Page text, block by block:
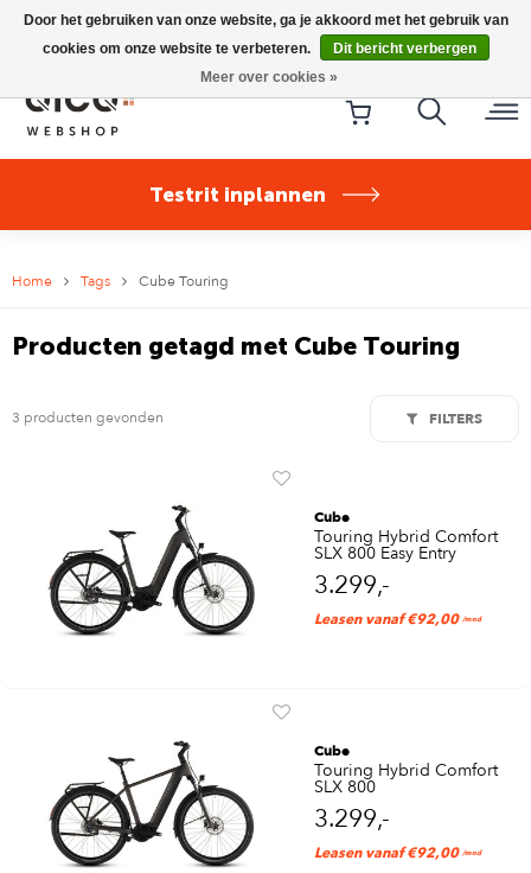
Riese & Müller Nevo5 Silent Core nu direct uit voorraad
leverbaar!
Testrit inplannen
Home Tags Cube Touring
Producten getagd met Cube Touring
3 producten gevonden FILTERS
Cube
Touring Hybrid Comfort
SLX 800 Easy Entry
3.299,-
Leasen vanaf €92,00 /mnd
Cube
Touring Hybrid Comfort
SLX 800
3.299,-
Leasen vanaf €92,00 /mnd
Door het gebruiken van onze website, ga je akkoord met het gebruik van
cookies om onze website te verbeteren.
Dit bericht verbergen
Meer over cookies »